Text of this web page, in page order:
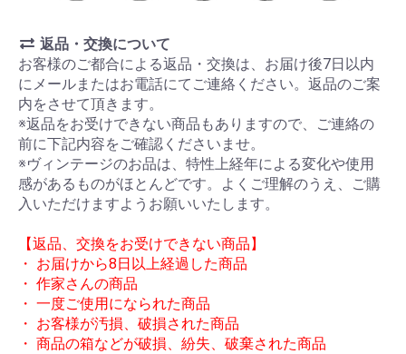
返品・交換について
お客様のご都合による返品・交換は、お届け後7日以内
にメールまたはお電話にてご連絡ください。返品のご案
内をさせて頂きます。
※返品をお受けできない商品もありますので、ご連絡の
前に下記内容をご確認くださいませ。
※ヴィンテージのお品は、特性上経年による変化や使用
感があるものがほとんどです。よくご理解のうえ、ご購
入いただけますようお願いいたします。
【返品、交換をお受けできない商品】
・ お届けから8日以上経過した商品
・ 作家さんの商品
・ 一度ご使用になられた商品
・ お客様が汚損、破損された商品
・ 商品の箱などが破損、紛失、破棄された商品